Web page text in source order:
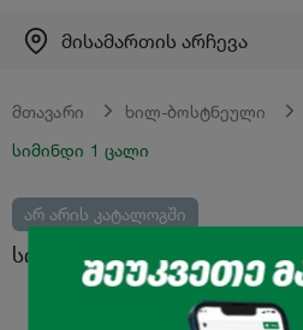
მისამართის არჩევა
მთავარი ხილ-ბოსტნეული
სიმინდი 1 ცალი
არ არის კატალოგში
სიმინდი 1 ცალი